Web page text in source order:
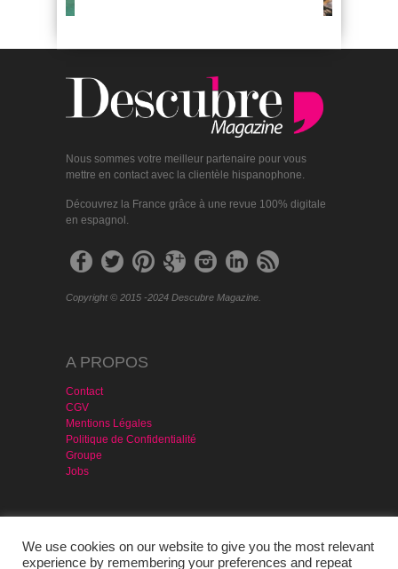
Nous sommes votre meilleur partenaire pour vous
mettre en contact avec la clientèle hispanophone.
Découvrez la France grâce à une revue 100% digitale
en espagnol.
Copyright © 2015 -2024 Descubre Magazine.
A PROPOS
Contact
CGV
Mentions Légales
Politique de Confidentialité
Groupe
Jobs
MAGAZINE & SERVICES
Agencia Publicidad
We use cookies on our website to give you the most relevant
experience by remembering your preferences and repeat